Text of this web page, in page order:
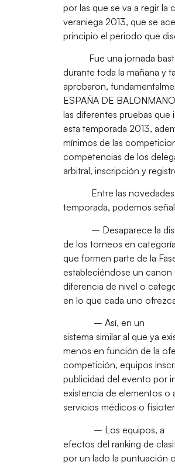
por las que se va a regir
veraniega 2013, que se
principio el periodo que
Fue una jornada
durante toda la mañana y
aprobaron,
ESPAÑA DE
las diferentes pruebas
esta temporada 2013,
mínimos de las
competencias de los
arbitral, inscripción y
Entre las
temporada, podemos
– Desaparece la
de los torneos en
que formen parte de la
estableciéndose un
diferencia de nivel o
en lo que cada uno
– Así, en un
sistema similar al que ya
menos en función de la
competición, equipos
publicidad del evento por
existencia de elementos o
servicios médicos o
– Los equipos, a
efectos del ranking de
por un lado la puntuación